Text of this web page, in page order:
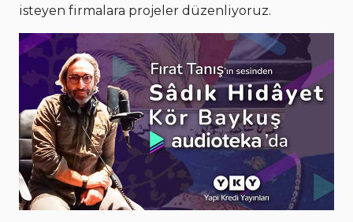
isteyen firmalara projeler düzenliyoruz.